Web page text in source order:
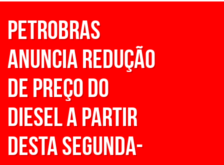
Petrobras
anuncia redução
de preço do
Diesel a partir
desta segunda-